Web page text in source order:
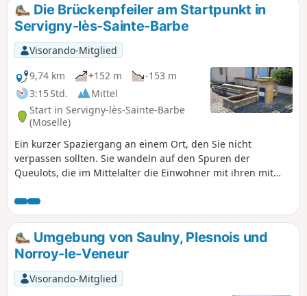
Die Brückenpfeiler am Startpunkt in
Servigny-lès-Sainte-Barbe
Visorando-Mitglied
9,74 km
+152 m
-153 m
3:15 Std.
Mittel
Start in Servigny-lès-Sainte-Barbe
(Moselle)
Ein kurzer Spaziergang an einem Ort, den Sie nicht
verpassen sollten. Sie wandeln auf den Spuren der
Queulots, die im Mittelalter die Einwohner mit ihren mit
Umgebung von Saulny, Plesnois und
Norroy-le-Veneur
Visorando-Mitglied